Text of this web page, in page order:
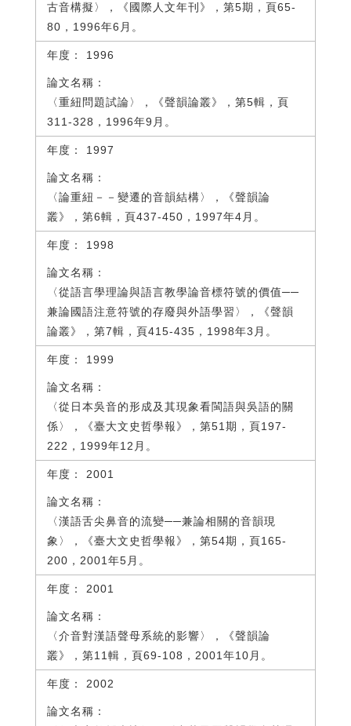
古音構擬〉，《國際人文年刊》，第5期，頁65-
80，1996年6月。
1996
〈重紐問題試論〉，《聲韻論叢》，第5輯，頁
311-328，1996年9月。
1997
〈論重紐－－變遷的音韻結構〉，《聲韻論
叢》，第6輯，頁437-450，1997年4月。
1998
〈從語言學理論與語言教學論音標符號的價值──
兼論國語注意符號的存廢與外語學習〉，《聲韻
論叢》，第7輯，頁415-435，1998年3月。
1999
〈從日本吳音的形成及其現象看閩語與吳語的關
係〉，《臺大文史哲學報》，第51期，頁197-
222，1999年12月。
2001
〈漢語舌尖鼻音的流變──兼論相關的音韻現
象〉，《臺大文史哲學報》，第54期，頁165-
200，2001年5月。
2001
〈介音對漢語聲母系統的影響〉，《聲韻論
叢》，第11輯，頁69-108，2001年10月。
2002